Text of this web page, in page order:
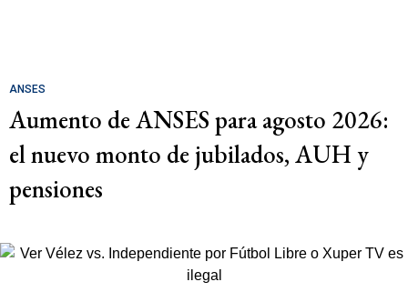
ANSES
Aumento de ANSES para agosto 2026:
el nuevo monto de jubilados, AUH y
pensiones